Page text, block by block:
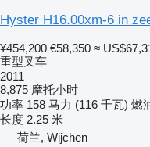
Hyster H16.00xm-6 in
¥454,200 €58,350 ≈
重型叉车
2011
8,875 摩托小时
功率 158 马力 (116 千瓦) 燃
长度 2.25 米
荷兰, Wijchen